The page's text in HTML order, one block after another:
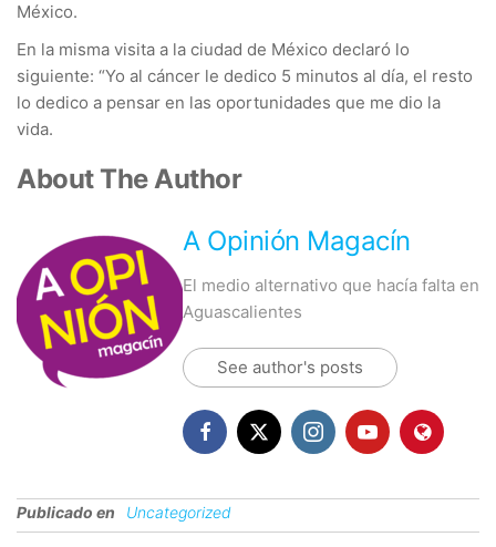
México.
En la misma visita a la ciudad de México declaró lo
siguiente: “Yo al cáncer le dedico 5 minutos al día, el resto
lo dedico a pensar en las oportunidades que me dio la
vida.
About The Author
A Opinión Magacín
El medio alternativo que hacía falta en
Aguascalientes
See author's posts
Publicado en Uncategorized